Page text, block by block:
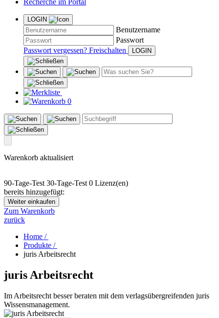
Recherche im Portal
LOGIN
Benutzername
Passwort
Passwort vergessen? Freischalten
0
Warenkorb aktualisiert
90-Tage-Test 30-Tage-Test 0 Lizenz(en)
bereits hinzugefügt:
Weiter einkaufen
Zum Warenkorb
zurück
Home /
Produkte /
juris Arbeitsrecht
juris Arbeitsrecht
Im Arbeitsrecht besser beraten mit dem verlagsübergreifenden juris
Wissensmanagement.